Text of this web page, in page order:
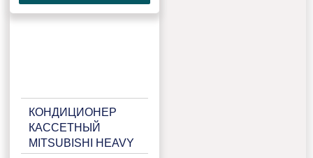
КОНДИЦИОНЕР
КАССЕТНЫЙ
MITSUBISHI HEAVY